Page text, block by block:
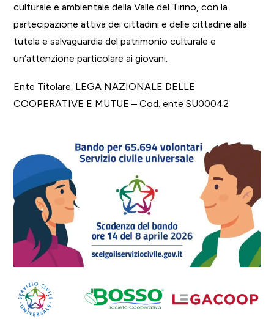
culturale e ambientale della Valle del Tirino, con la
partecipazione attiva dei cittadini e delle cittadine alla
tutela e salvaguardia del patrimonio culturale e
un’attenzione particolare ai giovani.
Ente Titolare: LEGA NAZIONALE DELLE
COOPERATIVE E MUTUE – Cod. ente SU00042